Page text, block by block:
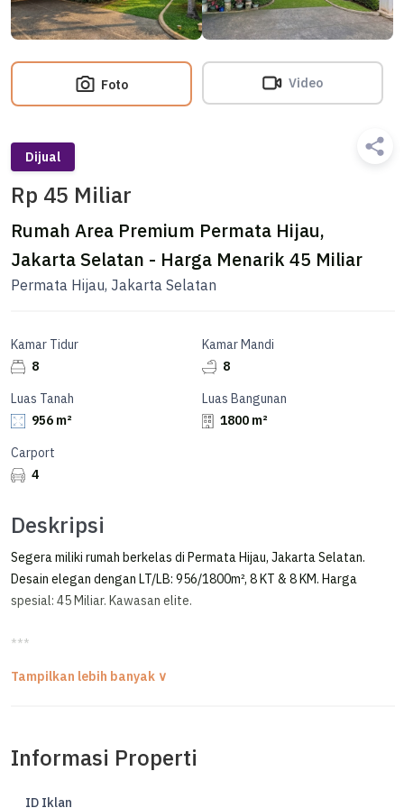
Foto Video
Dijual
Rp 45 Miliar
Rumah Area Premium Permata Hijau,
Jakarta Selatan - Harga Menarik 45 Miliar
Permata Hijau, Jakarta Selatan
Kamar Tidur
8
Kamar Mandi
8
Luas Tanah
956 m²
Luas Bangunan
1800 m²
Carport
4
Deskripsi
Segera miliki rumah berkelas di Permata Hijau, Jakarta Selatan.
Desain elegan dengan LT/LB: 956/1800m², 8 KT & 8 KM. Harga
spesial: 45 Miliar. Kawasan elite.
***
LOKASI PREMIUM, AREA TENANG, JALAN LEBAR
Luas Tanah 956 m²
Informasi Properti
ID Iklan